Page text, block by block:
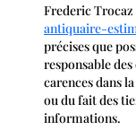
Frederic Trocaz
antiquaire-
précises que
responsable
carences dans
ou du fait des
informations.